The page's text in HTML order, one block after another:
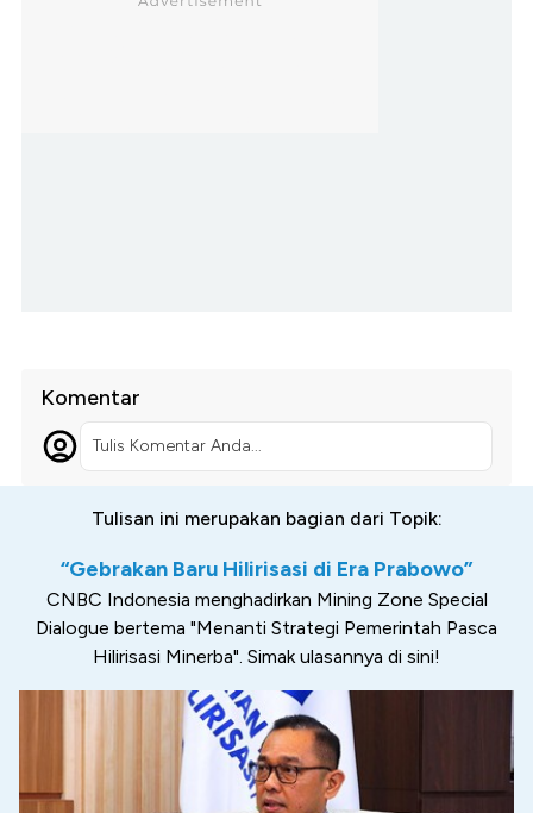
Komentar
Tulis Komentar Anda...
Tulisan ini merupakan bagian dari Topik:
“Gebrakan Baru Hilirisasi di Era Prabowo”
CNBC Indonesia menghadirkan Mining Zone Special
Dialogue bertema "Menanti Strategi Pemerintah Pasca
Hilirisasi Minerba". Simak ulasannya di sini!